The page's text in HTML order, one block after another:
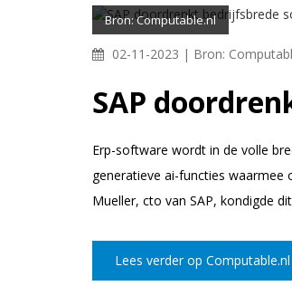
Bron: Computable.nl
02-11-2023 | Bron:
SAP
Erp-software wordt in de volle
generatieve ai-functies waarmee
Mueller, cto van SAP, kondigde
Lees verder op